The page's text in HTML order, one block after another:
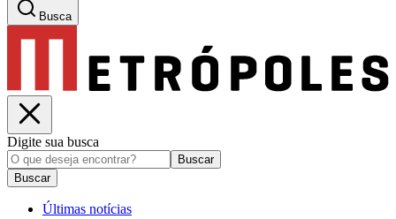
Busca
Digite sua busca
Buscar
Buscar
Últimas notícias